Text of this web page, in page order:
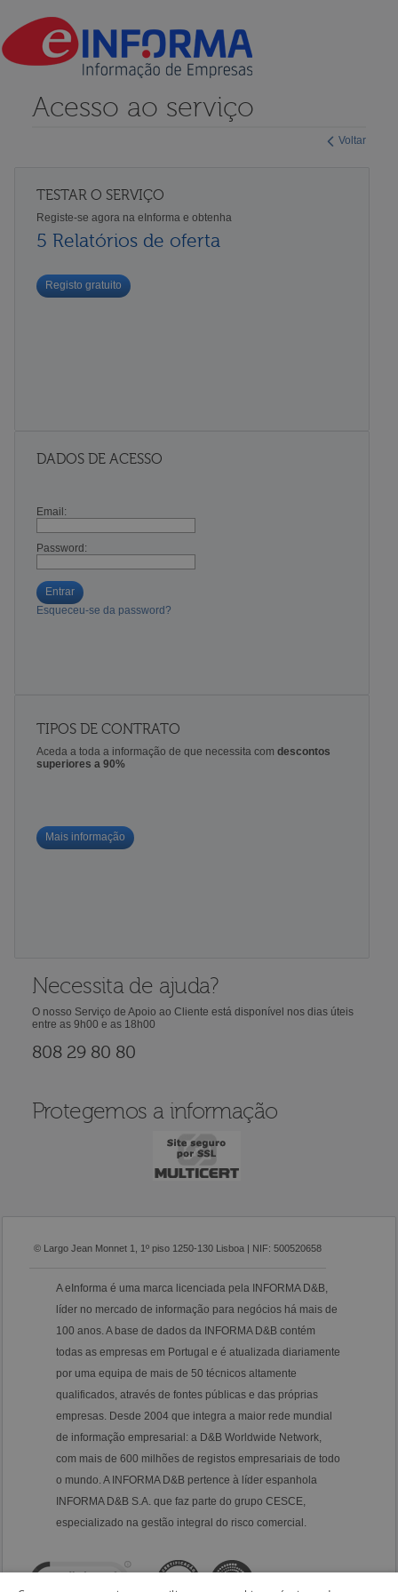
Voltar
Acesso ao serviço
TESTAR O SERVIÇO
Registe-se agora na eInforma e obtenha
5 Relatórios de oferta
Registo gratuito
DADOS DE ACESSO
Email:
Password:
Entrar
Esqueceu-se da password?
TIPOS DE CONTRATO
Aceda a toda a informação de que necessita com descontos
superiores a 90%
Mais informação
Necessita de ajuda?
O nosso Serviço de Apoio ao Cliente está disponível nos dias úteis
entre as 9h00 e as 18h00
808 29 80 80
Protegemos a informação
© Largo Jean Monnet 1, 1º piso 1250-130 Lisboa | NIF: 500520658
A eInforma é uma marca licenciada pela INFORMA D&B,
líder no mercado de informação para negócios há mais de
100 anos. A base de dados da INFORMA D&B contém
todas as empresas em Portugal e é atualizada diariamente
por uma equipa de mais de 50 técnicos altamente
qualificados, através de fontes públicas e das próprias
empresas. Desde 2004 que integra a maior rede mundial
de informação empresarial: a D&B Worldwide Network,
com mais de 600 milhões de registos empresariais de todo
o mundo. A INFORMA D&B pertence à líder espanhola
INFORMA D&B S.A. que faz parte do grupo CESCE,
especializado na gestão integral do risco comercial.